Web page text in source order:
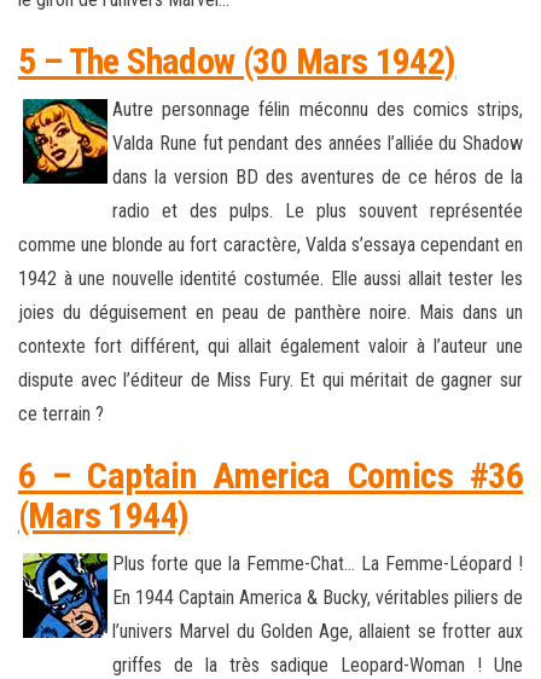
5 – The Shadow (30 Mars 1942)
Autre personnage félin méconnu des comics strips,
Valda Rune fut pendant des années l’alliée du Shadow
dans la version BD des aventures de ce héros de la
radio et des pulps. Le plus souvent représentée
comme une blonde au fort caractère, Valda s’essaya cependant en
1942 à une nouvelle identité costumée. Elle aussi allait tester les
joies du déguisement en peau de panthère noire. Mais dans un
contexte fort différent, qui allait également valoir à l’auteur une
dispute avec l’éditeur de Miss Fury. Et qui méritait de gagner sur
ce terrain ?
6 – Captain America Comics #36
(Mars 1944)
Plus forte que la Femme-Chat… La Femme-Léopard !
En 1944 Captain America & Bucky, véritables piliers de
l’univers Marvel du Golden Age, allaient se frotter aux
griffes de la très sadique Leopard-Woman ! Une